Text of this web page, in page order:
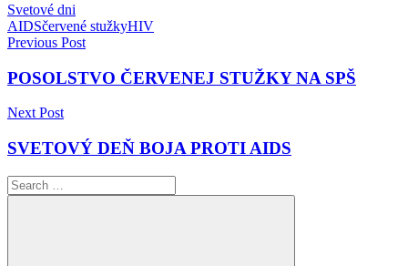
Svetové dni
AIDSčervené stužkyHIV
Navigácia
v
Previous Post
POSOLSTVO ČERVENEJ STUŽKY NA SPŠ
Next Post
SVETOVÝ DEŇ BOJA PROTI AIDS
Search
for: